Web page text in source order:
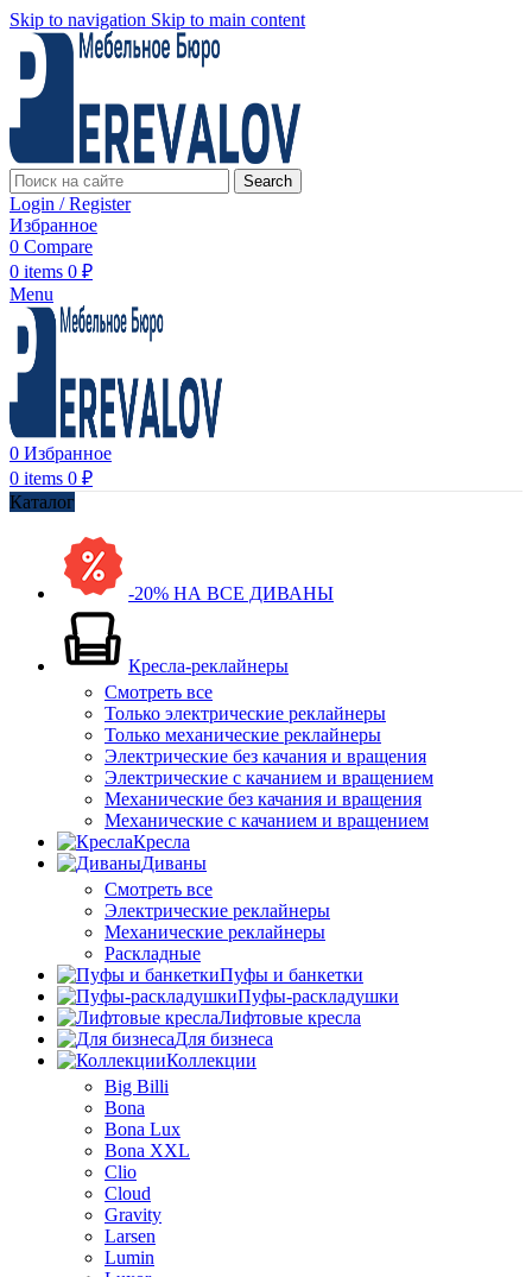
Skip to navigation Skip to main content
Search
Login / Register
Избранное
0 Compare
0 items 0 ₽
Menu
0 Избранное
0 items 0 ₽
Каталог
-20% НА ВСЕ ДИВАНЫ
Кресла-реклайнеры
Смотреть все
Только электрические реклайнеры
Только механические реклайнеры
Электрические без качания и вращения
Электрические с качанием и вращением
Механические без качания и вращения
Механические с качанием и вращением
Кресла
Диваны
Смотреть все
Электрические реклайнеры
Механические реклайнеры
Раскладные
Пуфы и банкетки
Пуфы-раскладушки
Лифтовые кресла
Для бизнеса
Коллекции
Big Billi
Bona
Bona Lux
Bona XXL
Clio
Cloud
Gravity
Larsen
Lumin